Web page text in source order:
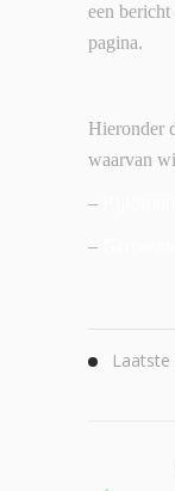
een
pagina.
Hieronder
waarvan
–
–
Laatste